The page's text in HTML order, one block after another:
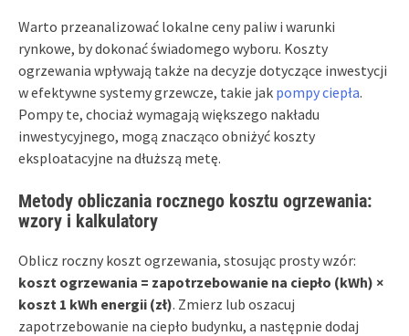
Warto przeanalizować lokalne ceny paliw i warunki
rynkowe, by dokonać świadomego wyboru. Koszty
ogrzewania wpływają także na decyzje dotyczące inwestycji
w efektywne systemy grzewcze, takie jak pompy ciepła.
Pompy te, chociaż wymagają większego nakładu
inwestycyjnego, mogą znacząco obniżyć koszty
eksploatacyjne na dłuższą metę.
Metody obliczania rocznego kosztu ogrzewania:
wzory i kalkulatory
Oblicz roczny koszt ogrzewania, stosując prosty wzór:
koszt ogrzewania = zapotrzebowanie na ciepło (kWh) ×
koszt 1 kWh energii (zł). Zmierz lub oszacuj
zapotrzebowanie na ciepło budynku, a następnie dodaj